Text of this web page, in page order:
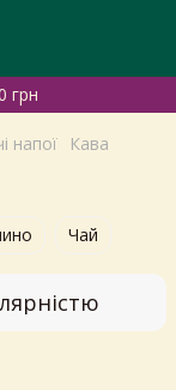
грн
напої Кава
Чай